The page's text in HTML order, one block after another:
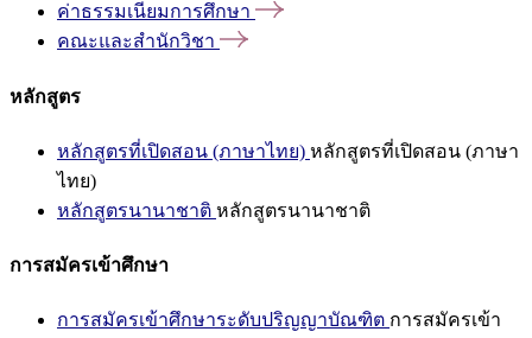
ค่าธรรมเนียมการศึกษา
คณะและสำนักวิชา
หลักสูตร
หลักสูตรที่เปิดสอน (ภาษาไทย) หลักสูตรที่เปิดสอน (ภาษา
ไทย)
หลักสูตรนานาชาติ หลักสูตรนานาชาติ
การสมัครเข้าศึกษา
การสมัครเข้าศึกษาระดับปริญญาบัณฑิต การสมัครเข้า